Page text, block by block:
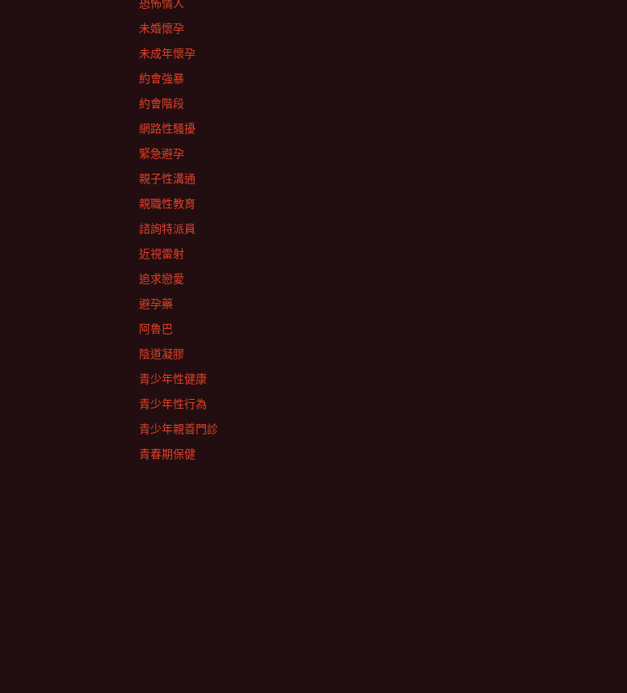
恐怖情人
未婚懷孕
未成年懷孕
約會強暴
約會階段
網路性騷擾
緊急避孕
親子性溝通
親職性教育
諮詢特派員
近視雷射
追求戀愛
避孕藥
阿魯巴
陰道凝膠
青少年性健康
青少年性行為
青少年親善門診
青春期保健